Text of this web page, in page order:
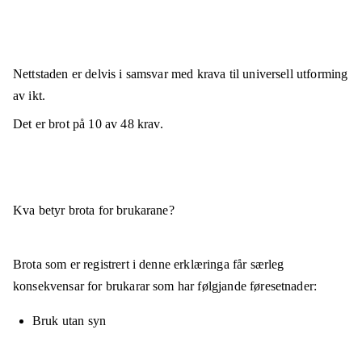
Nettstaden erdelvis i samsvarmed krava til universell utforming
av ikt.
Det er brot på 10av48krav.
Kva betyr brota for brukarane?
Brota som er registrert i denne erklæringa får særleg
konsekvensar for brukarar som har følgjande føresetnader:
Bruk utan syn